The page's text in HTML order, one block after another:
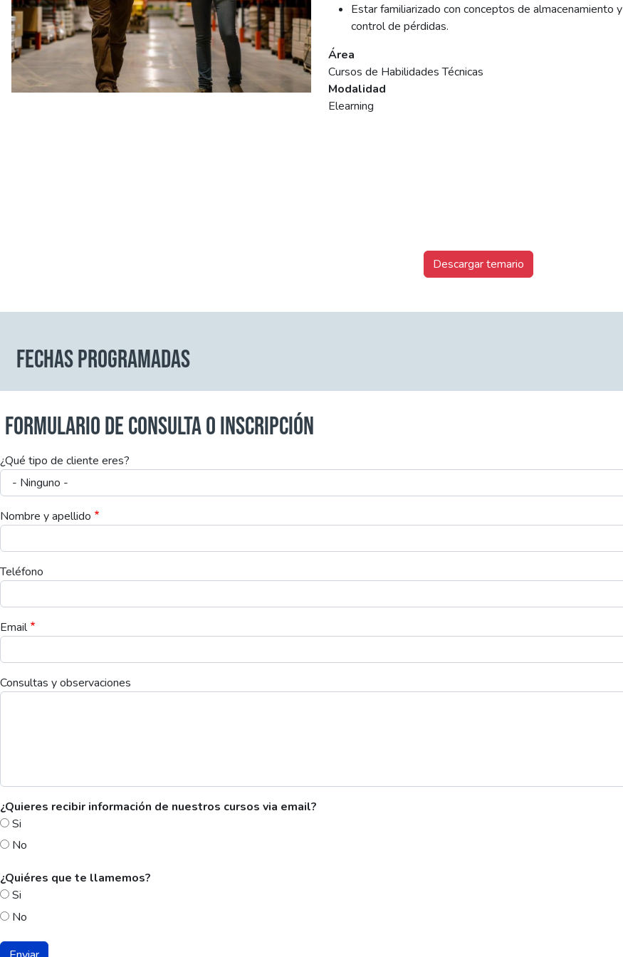
Estar familiarizado con conceptos de almacenamiento y
control de pérdidas.
Área
Cursos de Habilidades Técnicas
Modalidad
Elearning
Descargar temario
FECHAS PROGRAMADAS
FORMULARIO DE CONSULTA O INSCRIPCIÓN
¿Qué tipo de cliente eres?
Nombre y apellido
Teléfono
Email
Consultas y observaciones
¿Quieres recibir información de nuestros cursos via email?
Si
No
¿Quiéres que te llamemos?
Si
No